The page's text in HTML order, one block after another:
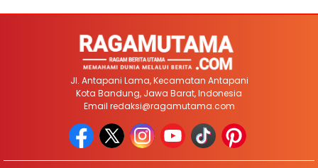
Jl. Antapani Lama, Kecamatan Antapani
Kota Bandung, Jawa Barat, Indonesia
Email redaksi@ragamutama.com